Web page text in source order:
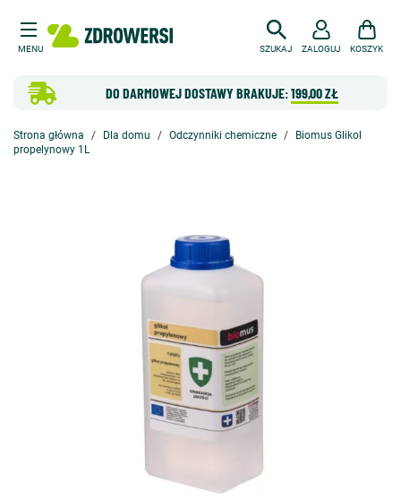
MENU SZUKAJ
DO DARMOWEJ DOSTAWY BRAKUJE:199,00 ZŁ
ZALOGUJ KOSZYK
Strona główna Dla domu Odczynniki chemiczne
Biomus Glikol
propelynowy 1L